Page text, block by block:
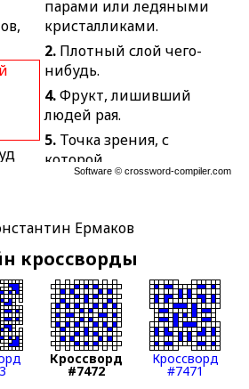
парами или ледяными
кристалликами.
2. Плотный слой чего-
нибудь.
4.Фрукт, лишивший
людей рая.
5. Точка зрения, с
которой
рассматривается какое-
6.Шум падающей воды.
порах кожи.
12.Струнный гость
оркестровой ямы.
13.Некрепкое яблочное
вино.
Целенаправленно
Software ©crossword-compiler.com
Ермаков
кроссворды
Кроссворд
#7472
Кроссворд
#7471